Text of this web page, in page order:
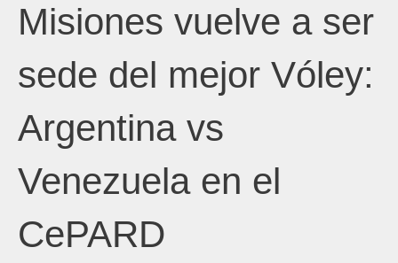
Misiones vuelve a ser
sede del mejor Vóley:
Argentina vs
Venezuela en el
CePARD